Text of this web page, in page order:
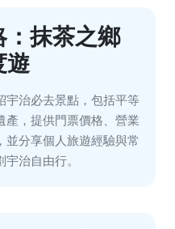
：抹茶之鄉
遊
宇治必去景點，包括平等
產，提供門票價格、營業
並分享個人旅遊經驗與常
治自由行。